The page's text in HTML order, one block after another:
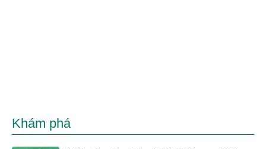
Khám phá